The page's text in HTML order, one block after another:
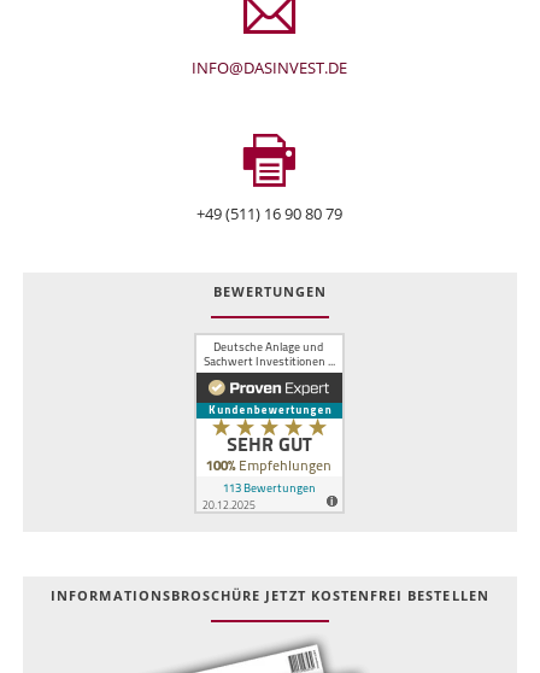
INFO@DASINVEST.DE
+49 (511) 16 90 80 79
BEWERTUNGEN
INFOR­MATIONS­BROSCHÜRE JETZT KOSTEN­FREI BESTELLEN